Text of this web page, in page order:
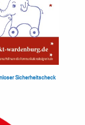
Sicherheitscheck